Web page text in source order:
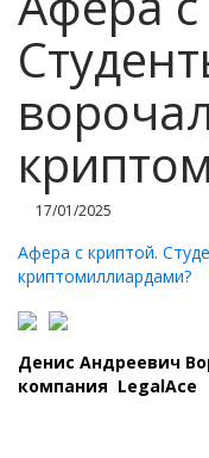
17/01/2025
Афера с криптой.
криптомиллиардами?
Денис Андреевич
компания LegalAce